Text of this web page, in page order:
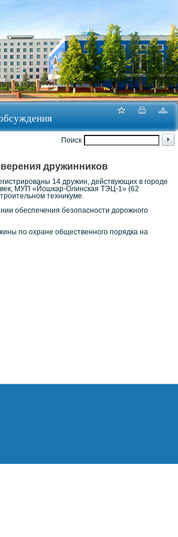
Поиск
дружинников
14 дружин, действующих в городе
МУП «Йошкар-Олинская ТЭЦ-1» (62
техникуме.
обеспечения безопасности дорожного
по охране общественного порядка на